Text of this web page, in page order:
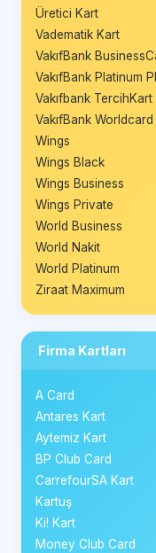
Üretici Kart
Vadematik Kart
VakıfBank
VakıfBank Platinum
Vakıfbank TercihKart
VakıfBank Worldcard
Wings
Wings Black
Wings Business
Wings Private
World Business
World Nakit
World Platinum
Ziraat Maximum
Firma Kartları
A Card
Antares Kart
Aytemiz Kart
BP Club Card
CarrefourSA Kart
Kartuş
Ki! Kart
Money Club Card